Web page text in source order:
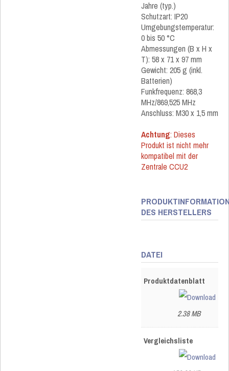
Jahre (typ.)
Schutzart: IP20
Umgebungstemperatur:
0 bis 50 °C
Abmessungen (B x H x
T): 58 x 71 x 97 mm
Gewicht: 205 g (inkl.
Batterien)
Funkfrequenz: 868,3
MHz/869,525 MHz
Anschluss: M30 x 1,5 mm
Achtung: Dieses
Produkt ist nicht mehr
kompatibel mit der
Zentrale CCU2
DES HERSTELLERS
DATEI
Produktdatenblatt
2.38 MB
Vergleichsliste